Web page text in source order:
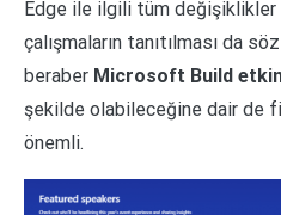
Edge ile ilgili tüm
çalışmaların tanıtılması da
beraber Microsoft Build
şekilde olabileceğine dair de
önemli.